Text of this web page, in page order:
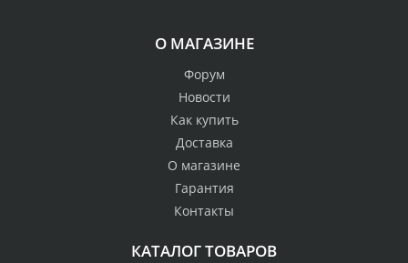
О МАГАЗИНЕ
Форум
Новости
Как купить
Доставка
О магазине
Гарантия
Контакты
КАТАЛОГ ТОВАРОВ